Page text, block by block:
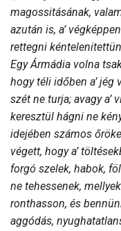
magossitásának,
azután is, a’
rettegni
Egy Ármádia volna
hogy téli időben a’ jég
szét ne turja; avagy a’
keresztül hágni ne
idejében számos
végett, hogy a’
forgó szelek, habok,
ne tehessenek,
ronthasson, és
aggódás,